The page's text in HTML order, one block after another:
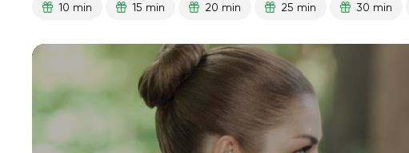
10 min 15 min 20 min 25 min 30 min